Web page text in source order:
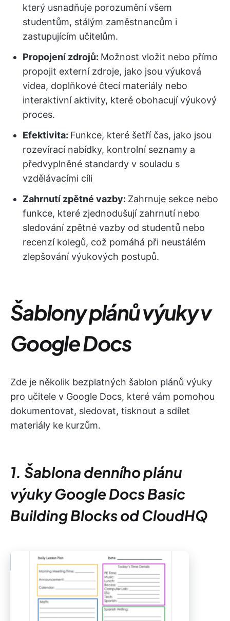
který usnadňuje porozumění všem
studentům, stálým zaměstnancům i
zastupujícím učitelům.
Propojení zdrojů: Možnost vložit nebo přímo
propojit externí zdroje, jako jsou výuková
videa, doplňkové čtecí materiály nebo
interaktivní aktivity, které obohacují výukový
proces.
Efektivita: Funkce, které šetří čas, jako jsou
rozevírací nabídky, kontrolní seznamy a
předvyplněné standardy v souladu s
vzdělávacími cíli
Zahrnutí zpětné vazby: Zahrnuje sekce nebo
funkce, které zjednodušují zahrnutí nebo
sledování zpětné vazby od studentů nebo
recenzí kolegů, což pomáhá při neustálém
zlepšování výukových postupů.
Šablony plánů výuky v
Google Docs
Zde je několik bezplatných šablon plánů výuky
pro učitele v Google Docs, které vám pomohou
dokumentovat, sledovat, tisknout a sdílet
materiály ke kurzům.
1. Šablona denního plánu
výuky Google Docs Basic
Building Blocks od CloudHQ